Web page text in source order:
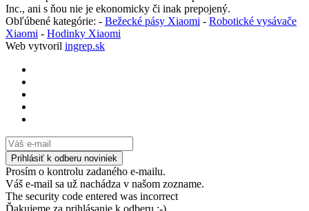
Inc., ani s ňou nie je ekonomicky či inak prepojený.
Obľúbené kategórie: - Bežecké pásy Xiaomi - Robotické vysávače
Xiaomi - Hodinky Xiaomi
Web vytvoril ingrep.sk
Prosím o kontrolu zadaného e-mailu.
Váš e-mail sa už nachádza v našom zozname.
The security code entered was incorrect